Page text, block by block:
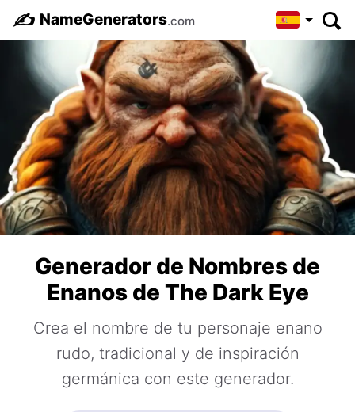
✍️ NameGenerators.com
Generador de Nombres de
Enanos de The Dark Eye
Crea el nombre de tu personaje enano
rudo, tradicional y de inspiración
germánica con este generador.